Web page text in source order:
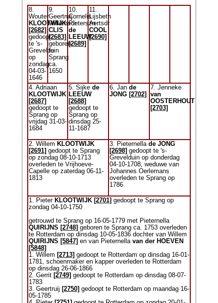
8.
Wouter
KLOOTWIJK
[2682]
gedoopt
te 's-
Grevelduin
op
zondag
04-03-
1646
9.
Geertruij
Willemsdr
CLIS
[2683]
geboren
te
Sprang
ca.
1650
10.
Cornelis
Pieterszn
de
LEEUW
[2689]
11.
Lijsbeth
Aertsdr
COOL
[2690]
4. Adriaan
KLOOTWIJK
[2687]
gedoopt te
Sprang op
vrijdag 31-03-
1684
5. Sijke de
LEEUW
[2688]
gedoopt te
Sprang op
dinsdag 25-
11-1687
6. Jan de
JONG [2702]
7. Jenneke
van
OOSTERHOUT
[2703]
2. Willem KLOOTWIJK
[2691] gedoopt te Sprang
op zondag 08-10-1713
overleden te Vrijhoeve-
Capelle op zaterdag 06-11-
1813
3. Pieternella de JONG
[2698] gedoopt te 's-
Grevelduin op donderdag
04-10-1708, weduwe van
Johannes Oerlemans
overleden te Sprang op
1786
1. Pieter KLOOTWIJK [2701] gedoopt te Sprang op
zondag 04-10-1750
getrouwd te Sprang op 16-05-1779 met Pieternella
QUIRIJNS [2748] geboren te Sprang ca. 1753 overleden
te Rotterdam op dinsdag 10-05-1836 dochter van Willem
QUIRIJNS [5847] en van Pieternella van der HOEVEN
[5848]
1. Willem [2713] gedoopt te Rotterdam op dinsdag 16-01-
1781, schoenmaker en kapper overleden te Rotterdam
op dinsdag 26-06-1866
2. Gerrit [2749] gedoopt te Rotterdam op dinsdag 08-07-
1783
3. Geertruij [2750] gedoopt te Rotterdam op maandag 16-
05-1785